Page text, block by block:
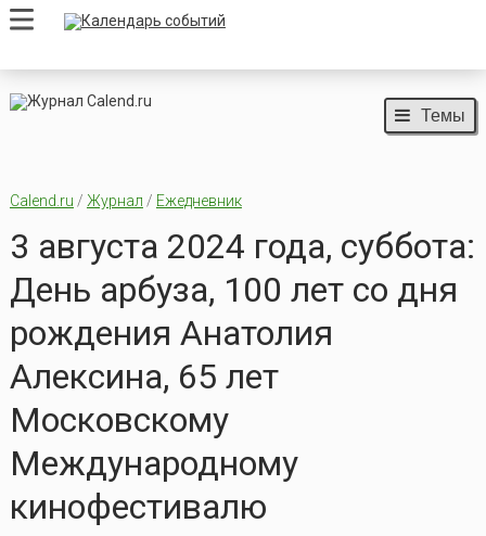
Темы
Calend.ru / Журнал / Ежедневник
3 августа 2024 года, суббота:
День арбуза, 100 лет со дня
рождения Анатолия
Алексина, 65 лет
Московскому
Международному
кинофестивалю